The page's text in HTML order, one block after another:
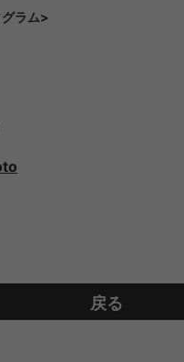
ラム>
戻る